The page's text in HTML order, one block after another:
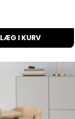
LÆG I KURV